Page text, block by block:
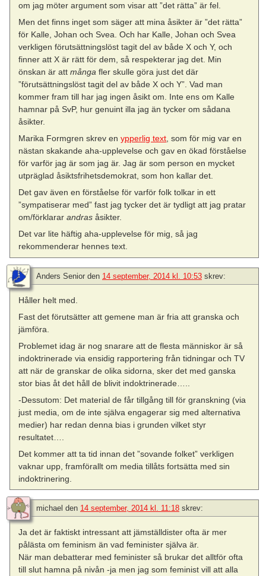
om jag möter argument som visar att ”det rätta” är fel.
Men det finns inget som säger att mina åsikter är ”det rätta”
för Kalle, Johan och Svea. Och har Kalle, Johan och Svea
verkligen förutsättningslöst tagit del av både X och Y, och
finner att X är rätt för dem, så respekterar jag det. Min
önskan är attmånga fler skulle göra just det där
”förutsättningslöst tagit del av både X och Y”. Vad man
kommer fram till har jag ingen åsikt om. Inte ens om Kalle
hamnar på SvP, hur genuint illa jag än tycker om sådana
åsikter.
Marika Formgren skrev enypperlig text , som för mig var en
nästan skakande aha-upplevelse och gav en ökad förståelse
för varför jag är som jag är. Jag är som person en mycket
utpräglad åsiktsfrihetsdemokrat, som hon kallar det.
Det gav även en förståelse för varför folk tolkar in ett
”sympatiserar med” fast jag tycker det är tydligt att jag pratar
om/förklararandras åsikter.
Det var lite häftig aha-upplevelse för mig, så jag
rekommenderar hennes text.
Anders Senior den 14 september, 2014 kl. 10:53 skrev:
Håller helt med.
Fast det förutsätter att gemene man är fria att granska och
jämföra.
Problemet idag är nog snarare att de flesta människor är så
indoktrinerade via ensidig rapportering från tidningar och TV
att när de granskar de olika sidorna, sker det med ganska
stor bias åt det håll de blivit indoktrinerade…..
-Dessutom: Det material de får tillgång till för granskning (via
just media, om de inte själva engagerar sig med alternativa
medier) har redan denna bias i grunden vilket styr
resultatet….
Det kommer att ta tid innan det ”sovande folket” verkligen
vaknar upp, framförallt om media tillåts fortsätta med sin
indoktrinering.
michael den 14 september, 2014 kl. 11:18 skrev:
Ja det är faktiskt intressant att jämställdister ofta är mer
pålästa om feminism än vad feminister själva är.
När man debatterar med feminister så brukar det alltför ofta
till slut hamna på nivån -ja men jag som feminist vill att alla